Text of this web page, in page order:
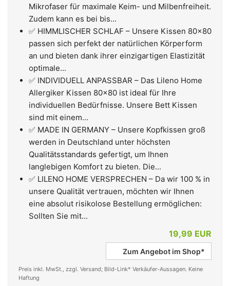
Mikrofaser für maximale Keim- und Milbenfreiheit.
Zudem kann es bei bis...
✅ HIMMLISCHER SCHLAF – Unsere Kissen 80x80
passen sich perfekt der natürlichen Körperform
an und bieten dank ihrer einzigartigen Elastizität
optimale...
✅ INDIVIDUELL ANPASSBAR – Das Lileno Home
Allergiker Kissen 80x80 ist ideal für Ihre
individuellen Bedürfnisse. Unsere Bett Kissen
sind mit einem...
✅ MADE IN GERMANY – Unsere Kopfkissen groß
werden in Deutschland unter höchsten
Qualitätsstandards gefertigt, um Ihnen
langlebigen Komfort zu bieten. Die...
✅ LILENO HOME VERSPRECHEN – Da wir 100 % in
unsere Qualität vertrauen, möchten wir Ihnen
eine absolut risikolose Bestellung ermöglichen:
Sollten Sie mit...
19,99 EUR
Zum Angebot im Shop*
Preis inkl. MwSt., zzgl. Versand; Bild-Link* Verkäufer-Aussagen. Keine
Haftung